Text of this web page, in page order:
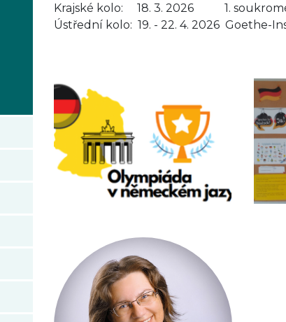
Krajské kolo: 18. 3. 2026 1. soukromé
Ústřední kolo: 19. - 22. 4. 2026 Goethe-